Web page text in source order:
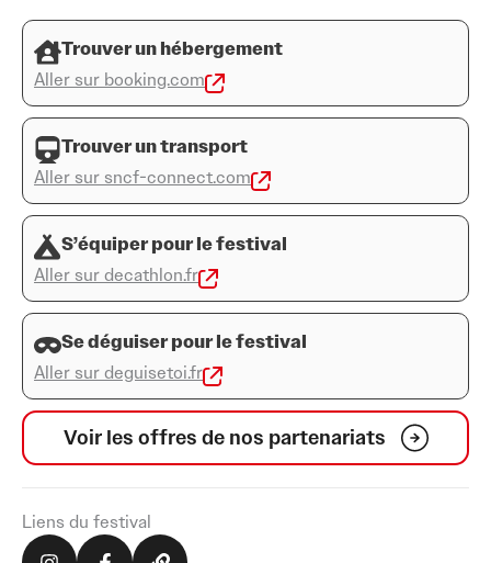
Trouver un hébergement
Aller sur booking.com
Trouver un transport
Aller sur sncf-connect.com
S’équiper pour le festival
Aller sur decathlon.fr
Se déguiser pour le festival
Aller sur deguisetoi.fr
Voir les offres de nos partenariats
Liens du festival
I F L